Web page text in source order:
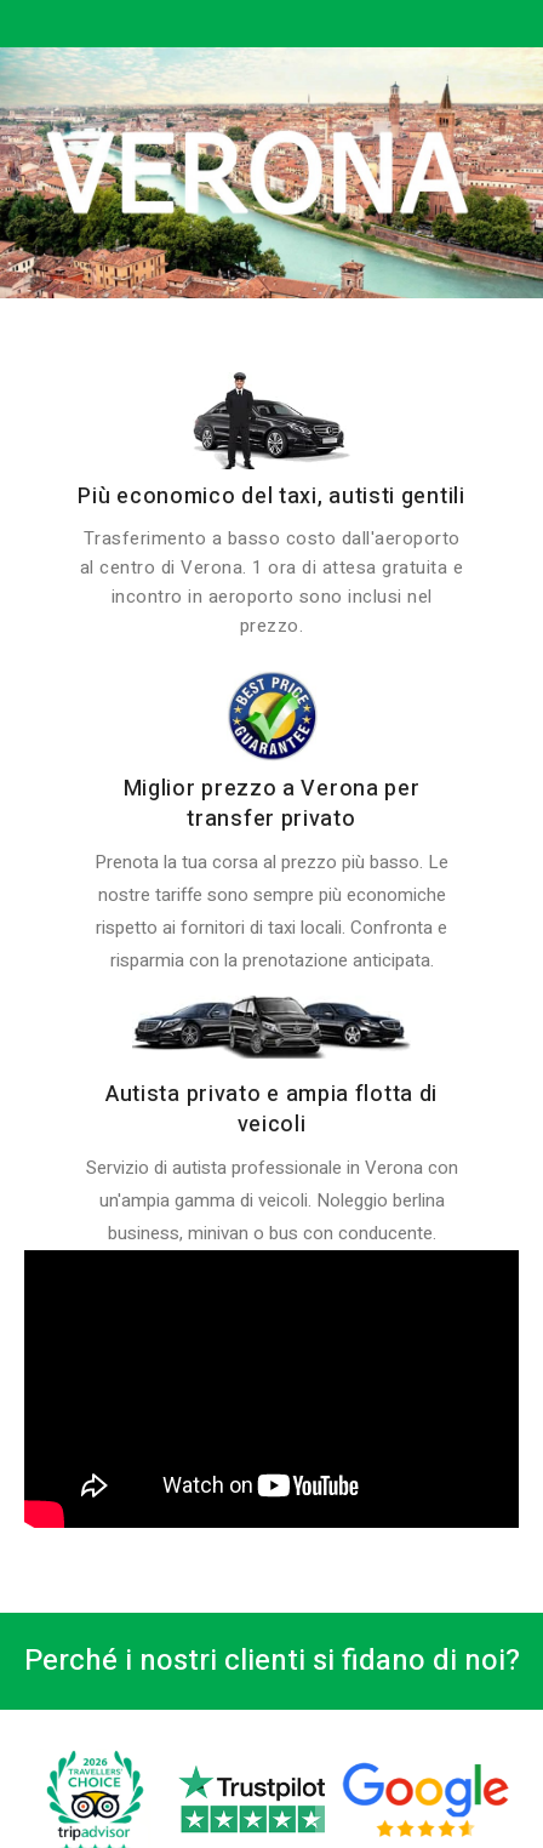
Più economico del taxi, autisti gentili
Trasferimento a basso costo dall'aeroporto
al centro di Verona. 1 ora di attesa gratuita e
incontro in aeroporto sono inclusi nel
prezzo.
Miglior prezzo a Verona per
transfer privato
Prenota la tua corsa al prezzo più basso. Le
nostre tariffe sono sempre più economiche
rispetto ai fornitori di taxi locali. Confronta e
risparmia con la prenotazione anticipata.
Autista privato e ampia flotta di
veicoli
Servizio di autista professionale in Verona con
un'ampia gamma di veicoli. Noleggio berlina
business, minivan o bus con conducente.
Perché i nostri clienti si fidano di noi?